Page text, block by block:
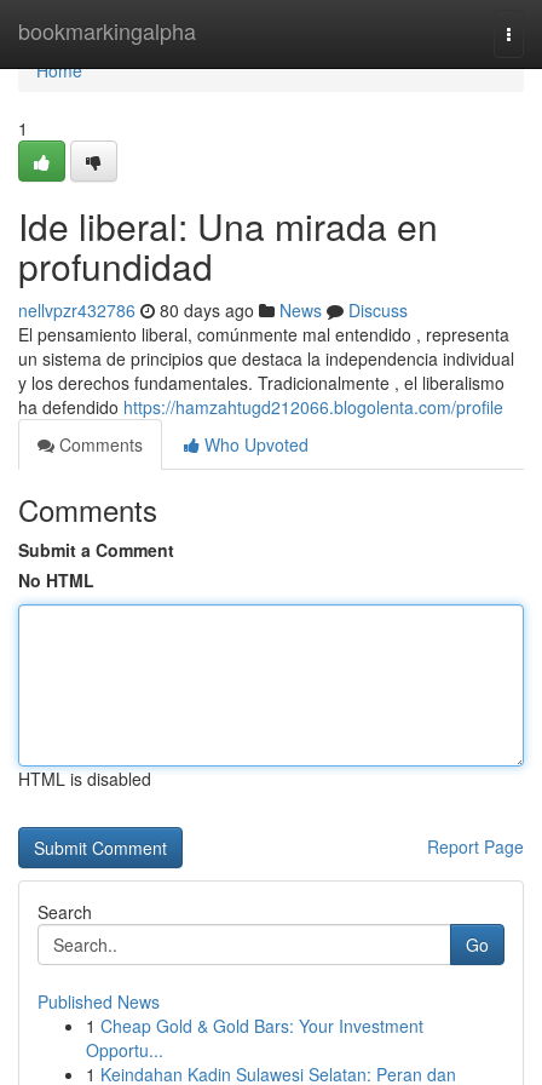
bookmarkingalpha
Home
Home
1
Ide liberal: Una mirada en
profundidad
nellvpzr432786 80 days ago News
Discuss
El pensamiento liberal, comúnmente mal entendido , representa
un sistema de principios que destaca la independencia individual
y los derechos fundamentales. Tradicionalmente , el liberalismo
ha defendido https://hamzahtugd212066.blogolenta.com/profile
Comments
Who Upvoted
Comments
Submit a Comment
No HTML
HTML is disabled
Report Page
Search
Go
Published News
1 Cheap Gold & Gold Bars: Your Investment
Opportu...
1 Keindahan Kadin Sulawesi Selatan: Peran dan